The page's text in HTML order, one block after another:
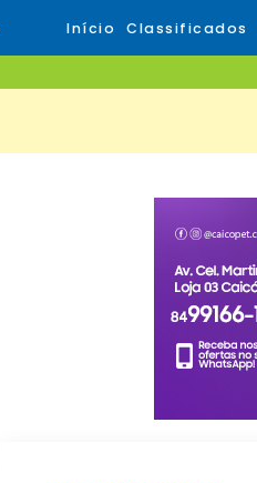
Início Classificados